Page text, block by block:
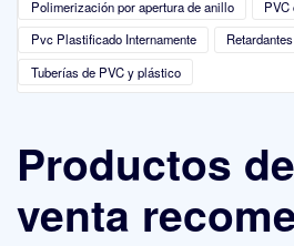
Polimerización por apertura de anillo
PVC
Pvc Plastificado Internamente
Tuberías de PVC y plástico
Productos
venta